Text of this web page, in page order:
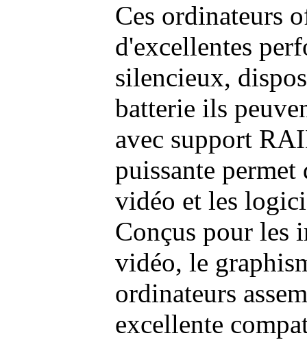
Ces ordinateurs
d'excellentes
silencieux,
batterie ils
avec support
puissante permet
vidéo et les
Conçus pour les
vidéo, le
ordinateurs
excellente